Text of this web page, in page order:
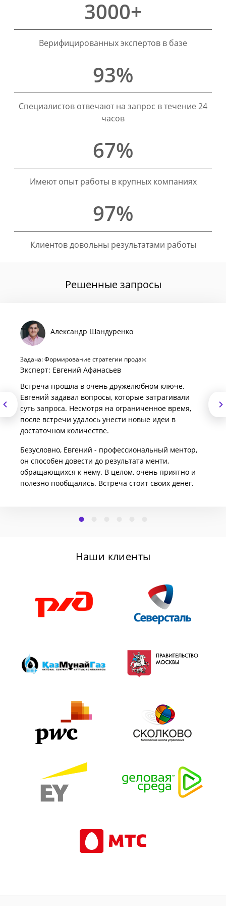
3000+
Верифицированных экспертов в базе
93%
Специалистов отвечают на запрос в течение 24
часов
67%
Имеют опыт работы в крупных компаниях
97%
Клиентов довольны результатами работы
Решенные запросы
Александр Шандуренко
Задача: Формирование стратегии продаж
Эксперт: Евгений Афанасьев
Встреча прошла в очень дружелюбном ключе.
Евгений задавал вопросы, которые затрагивали
суть запроса. Несмотря на ограниченное время,
после встречи удалось унести новые идеи в
достаточном количестве.
Безусловно, Евгений - профессиональный ментор,
он способен довести до результата менти,
обращающихся к нему. В целом, очень приятно и
полезно пообщались. Встреча стоит своих денег.
Наши клиенты